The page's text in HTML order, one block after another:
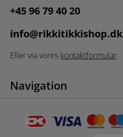
+45 96 79 40 20
info@rikkitikkishop.dk
Eller via vores kontaktformular.
Navigation